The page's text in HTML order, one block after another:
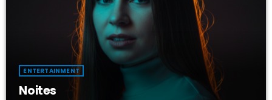
ENTERTAINMENT
Noites